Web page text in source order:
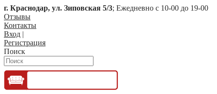
г. Краснодар, ул. Зиповская 5/3; Ежедневно с 10-00 до 19-00
Отзывы
Контакты
Вход |
Регистрация
Поиск